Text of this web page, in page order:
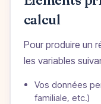
calcul
Pour produire un
les variables
Vos données
familiale, etc.)